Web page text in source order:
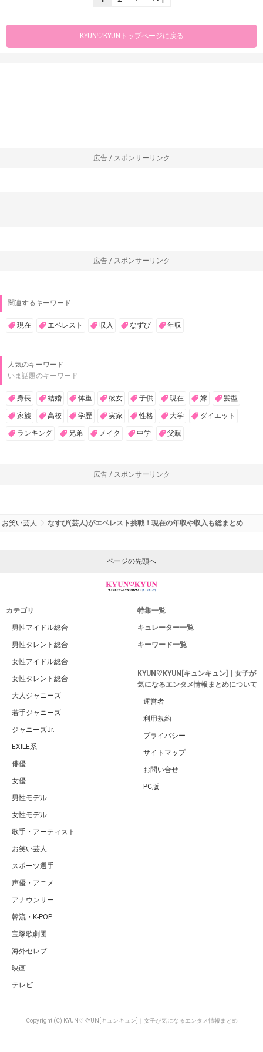
KYUN♡KYUNトップページに戻る
広告 / スポンサーリンク
広告 / スポンサーリンク
関連するキーワード
現在 エベレスト 収入 なずび 年収
人気のキーワード
いま話題のキーワード
身長 結婚 体重 彼女 子供 現在 嫁 髪型
家族 高校 学歴 実家 性格 大学 ダイエット
ランキング 兄弟 メイク 中学 父親
広告 / スポンサーリンク
お笑い芸人 なすび(芸人)がエベレスト挑戦！現在の年収や収入も総まとめ
ページの先頭へ
カテゴリ
男性アイドル総合
男性タレント総合
女性アイドル総合
女性タレント総合
大人ジャニーズ
若手ジャニーズ
ジャニーズJr.
EXILE系
俳優
女優
男性モデル
女性モデル
歌手・アーティスト
お笑い芸人
スポーツ選手
声優・アニメ
アナウンサー
韓流・K-POP
宝塚歌劇団
海外セレブ
映画
テレビ
特集一覧
キュレーター一覧
キーワード一覧
KYUN♡KYUN[キュンキュン]｜女子が
気になるエンタメ情報まとめについて
運営者
利用規約
プライバシー
サイトマップ
お問い合せ
PC版
Copyright (C) KYUN♡KYUN[キュンキュン]｜女子が気になるエンタメ情報まとめ